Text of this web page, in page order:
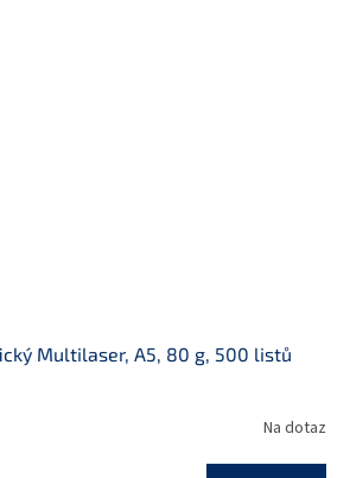
Multilaser, A5, 80 g, 500 listů
Na dotaz